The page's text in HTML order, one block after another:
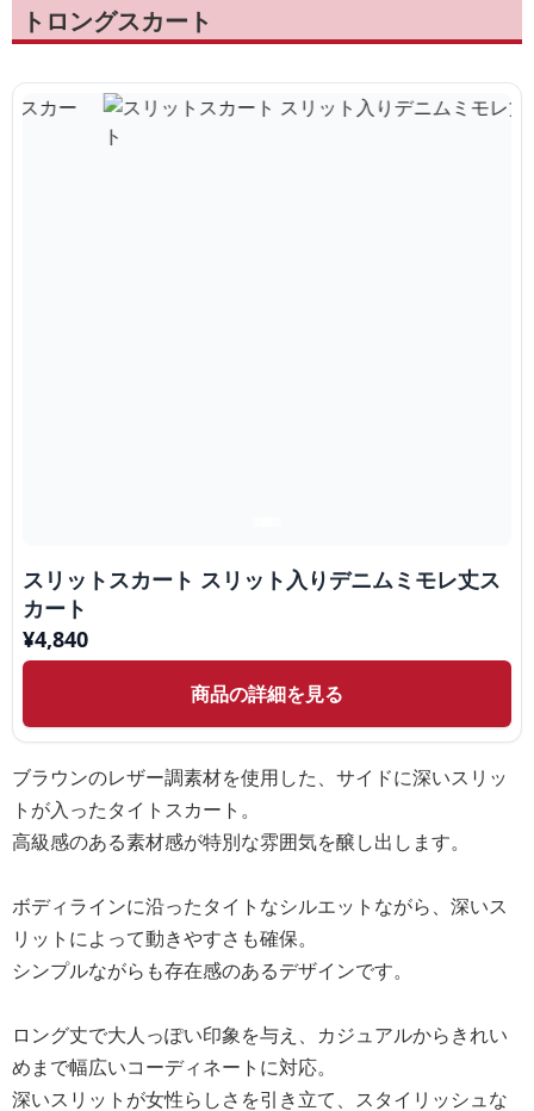
トロングスカート
スリットスカート スリット入りデニムミモレ丈ス
カート
¥4,840
商品の詳細を見る
ブラウンのレザー調素材を使用した、サイドに深いスリッ
トが入ったタイトスカート。
高級感のある素材感が特別な雰囲気を醸し出します。
ボディラインに沿ったタイトなシルエットながら、深いス
リットによって動きやすさも確保。
シンプルながらも存在感のあるデザインです。
ロング丈で大人っぽい印象を与え、カジュアルからきれい
めまで幅広いコーディネートに対応。
深いスリットが女性らしさを引き立て、スタイリッシュな